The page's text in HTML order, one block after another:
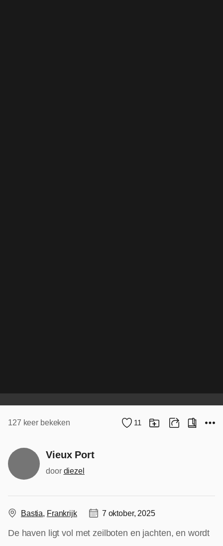
127 keer bekeken 11
Vieux Port
door diezel
Bastia, Frankrijk 7 oktober, 2025
De haven ligt vol met zeilboten en jachten, en wordt